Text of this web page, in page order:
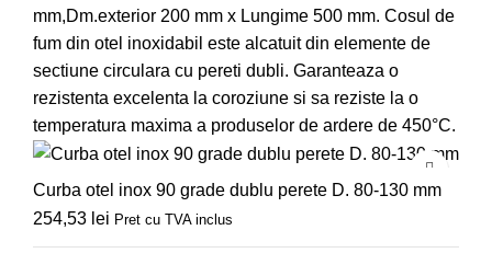
mm,Dm.exterior 200 mm x Lungime 500 mm. Cosul de
fum din otel inoxidabil este alcatuit din elemente de
sectiune circulara cu pereti dubli. Garanteaza o
rezistenta excelenta la coroziune si sa reziste la o
temperatura maxima a produselor de ardere de 450°C.
Curba otel inox 90 grade dublu perete D. 80-130 mm
254,53 lei Pret cu TVA inclus